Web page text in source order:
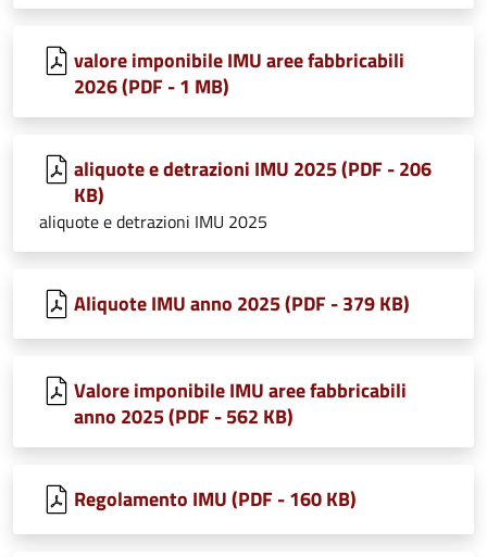
valore imponibile IMU aree fabbricabili
2026 (PDF - 1 MB)
aliquote e detrazioni IMU 2025 (PDF - 206
KB)
aliquote e detrazioni IMU 2025
Aliquote IMU anno 2025 (PDF - 379 KB)
Valore imponibile IMU aree fabbricabili
anno 2025 (PDF - 562 KB)
Regolamento IMU (PDF - 160 KB)